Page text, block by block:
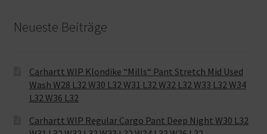
Neueste Beiträge
Carhartt WIP Klondike “Mills“ Pant Stretch Mid Used
Wash W28 L32 W30 L32 W31 L32 W32 L32 W33 L32 W34
L32 W36 L32
Carhartt WIP Regular Cargo Pant Deep Night W30 L32